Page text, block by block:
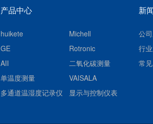
产品中心
huikete
Michell
GE
Rotronic
AII
二氧化碳测量
单温度测量
VAISALA
多通道温湿度记录仪
显示与控制仪表
新
公
行
常